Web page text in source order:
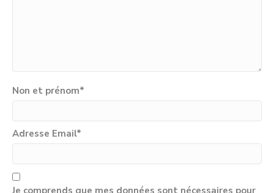
Non et prénom*
Adresse Email*